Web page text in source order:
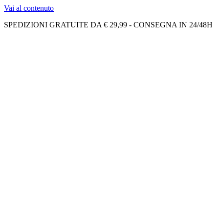
Vai al contenuto
SPEDIZIONI GRATUITE DA € 29,99 - CONSEGNA IN 24/48H